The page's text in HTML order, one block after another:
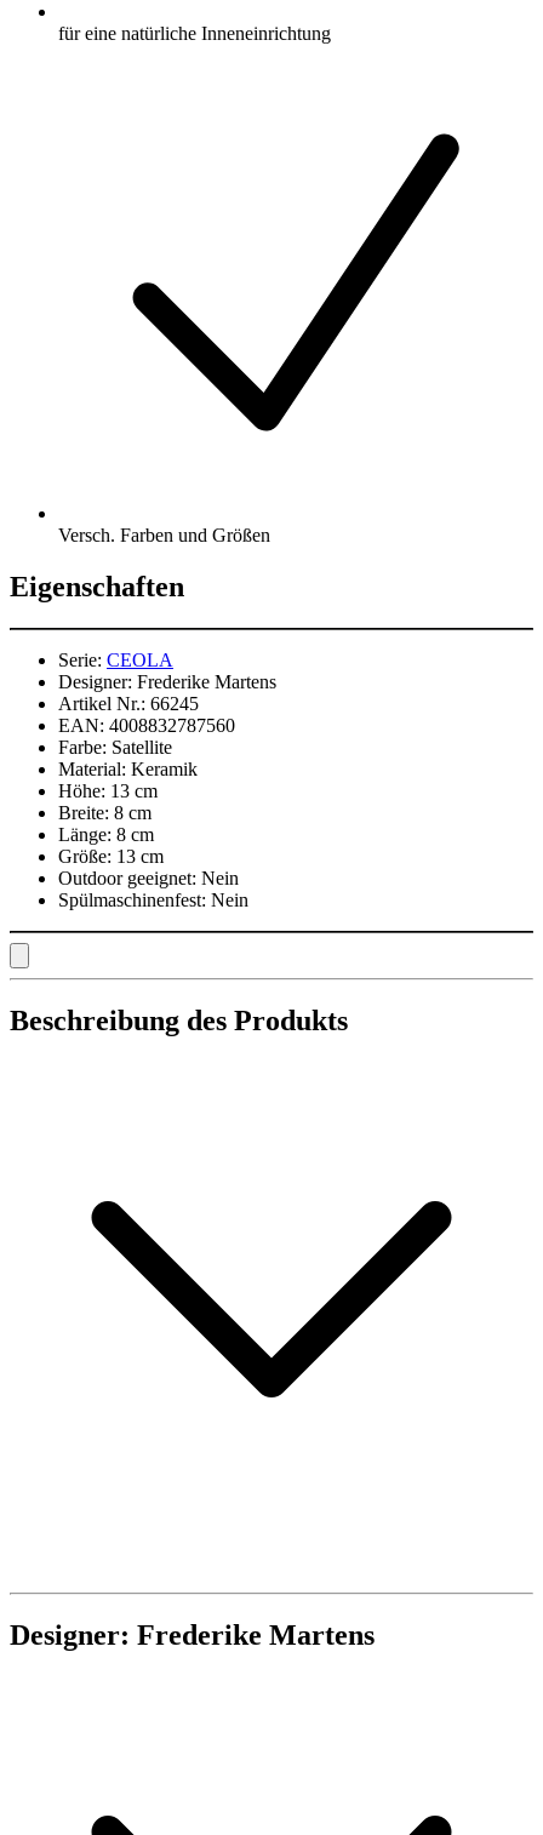
für eine natürliche Inneneinrichtung
Versch. Farben und Größen
Eigenschaften
Serie: CEOLA
Designer: Frederike Martens
Artikel Nr.: 66245
EAN: 4008832787560
Farbe: Satellite
Material: Keramik
Höhe: 13 cm
Breite: 8 cm
Länge: 8 cm
Größe: 13 cm
Outdoor geeignet: Nein
Spülmaschinenfest: Nein
Beschreibung des Produkts
Designer: Frederike Martens